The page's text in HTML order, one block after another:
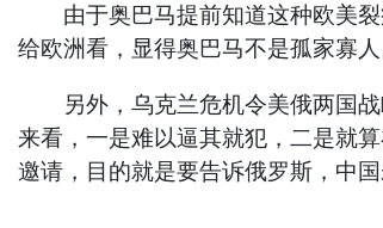
由于奥巴马提前知道这种欧美裂
给欧洲看，显得奥巴马不是孤家寡人
另外，乌克兰危机令美俄两国战
来看，一是难以逼其就犯，二是就
邀请，目的就是要告诉俄罗斯，中